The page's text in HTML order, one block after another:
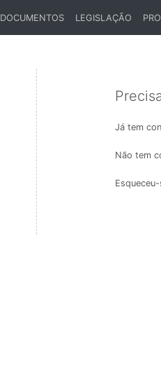
DOCUMENTOS LEGISLAÇÃO
Já tem
Não tem